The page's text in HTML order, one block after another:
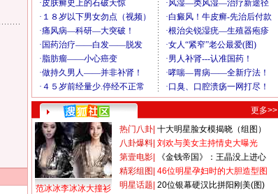
更多>>
范冰冰李冰冰大撞衫
热门八卦 十大明星脸女模揭晓（组图）
八卦爆料 刘欢与美女主持情史大曝光
第壹电影
《金钱帝国》：王晶没上进心
精彩组图 46位明星孕妇时的大胆造型图
明星话题 20位银幕硬汉比拼阳刚美(图)